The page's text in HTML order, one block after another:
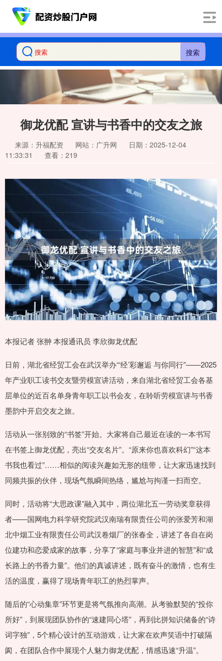
搜索
御龙优配 宣讲与书香中的交友之旅
来源：升福配资 网站：广升网
日期：2025-12-04
11:33:31
查看：219
本报记者 张翀 本报通讯员 李欣御龙优配
日前，湖北省经贸工会在武汉举办“‘经’彩邂逅 与你同行”——2025
年产业职工读书交友暨劳模宣讲活动，来自湖北省经贸工会各基
层单位的近百名单身青年职工以书会友，在聆听劳模宣讲与书香
墨韵中开启交友之旅。
活动从一张别致的“书签”开始。大家将自己最近在读的一本书写
在书签上御龙优配，亮出“交友名片”。“原来你也喜欢科幻”“这本
书我也看过”……相似的阅读兴趣如无形的纽带，让大家迅速找到
同频共振的伙伴，现场气氛瞬间热络，尴尬与拘谨一扫而空。
同时，活动将“大思政课”融入其中，两位湖北五一劳动奖章获得
者——国网电力科学研究院武汉南瑞有限责任公司的张爱芳和湖
北中烟工业有限责任公司武汉卷烟厂的张春全，讲述了各自在岗
位建功和恋爱成家的故事，分享了“家庭与事业并进的智慧”和“成
长路上的书香力量”。他们的真诚讲述，既有奋斗的激情，也有生
活的温度，赢得了现场青年职工的热烈掌声。
随后的“心动集章”环节更是将气氛推向高潮。从考验默契的“投你
所好”，到展现团队协作的“速建同心塔”，再到比拼知识储备的“诗
词字独”，5个精心设计的互动游戏，让大家在欢声笑语中打破隔
阂，在团队合作中展现个人魅力御龙优配，情感迅速“升温”。